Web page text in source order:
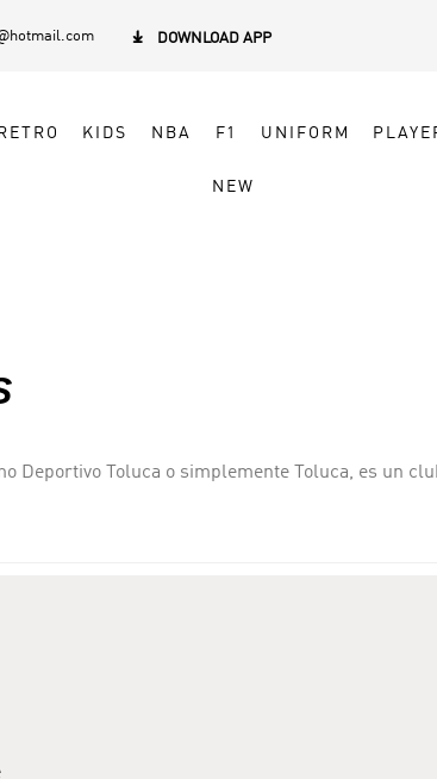
 DOWNLOAD APP
RETRO KIDS NBA F1 UNIFORM
NEW
Deportivo Toluca o simplemente Toluca, es un
de América (13) y Guadalajara (12). Además